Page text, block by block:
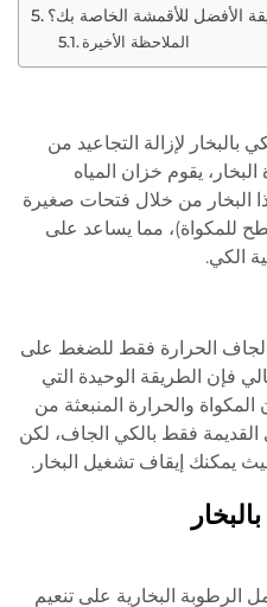
الأفضل للأقمشة الخاصة بك؟
الملاحظة الأخيرة
لإزالة التجاعيد من
يقوم خزان المياه
البخار من خلال فتحات صغيرة
للمكواة)، مما يساعد على
الكي.
الحرارة فقط للضغط على
فإن الطريقة الوحيدة التي
والحرارة المنبعثة من
القديمة فقط بالكي الجاف، لكن
يمكنك إيقاف تشغيل البخار.
الرطوبة البخارية على تنعيم